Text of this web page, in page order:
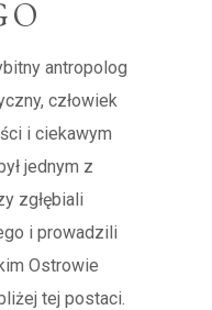
antropolog
człowiek
i ciekawym
jednym z
zgłębiali
i prowadzili
Ostrowie
tej postaci.